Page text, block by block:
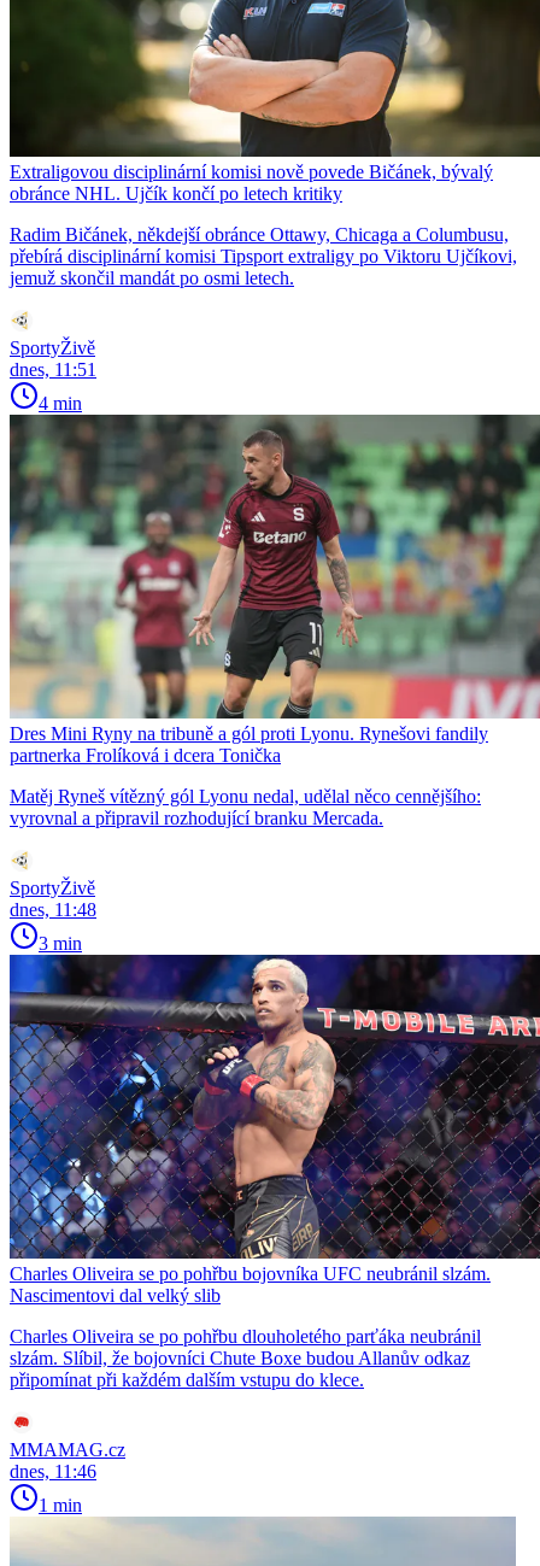
Extraligovou disciplinární komisi nově povede Bičánek, bývalý
obránce NHL. Ujčík končí po letech kritiky
Radim Bičánek, někdejší obránce Ottawy, Chicaga a Columbusu,
přebírá disciplinární komisi Tipsport extraligy po Viktoru Ujčíkovi,
jemuž skončil mandát po osmi letech.
SportyŽivě
dnes, 11:51
4 min
Dres Mini Ryny na tribuně a gól proti Lyonu. Rynešovi fandily
partnerka Frolíková i dcera Tonička
Matěj Ryneš vítězný gól Lyonu nedal, udělal něco cennějšího:
vyrovnal a připravil rozhodující branku Mercada.
SportyŽivě
dnes, 11:48
3 min
Charles Oliveira se po pohřbu bojovníka UFC neubránil slzám.
Nascimentovi dal velký slib
Charles Oliveira se po pohřbu dlouholetého parťáka neubránil
slzám. Slíbil, že bojovníci Chute Boxe budou Allanův odkaz
připomínat při každém dalším vstupu do klece.
MMAMAG.cz
dnes, 11:46
1 min